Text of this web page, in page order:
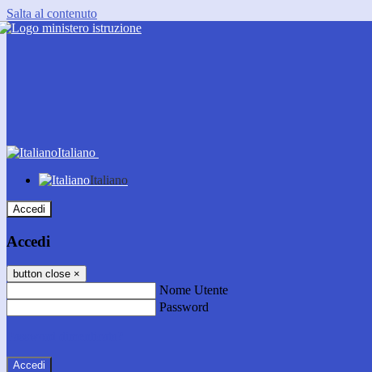
Salta al contenuto
Italiano
Italiano
Accedi
Accedi
button close ×
Nome Utente
Password